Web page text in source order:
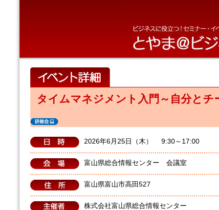
タイムマネジメント入門～自分と
2026年6月25日（木） 9:30～17:00
富山県総合情報センター 会議室
富山県富山市高田527
株式会社富山県総合情報センター